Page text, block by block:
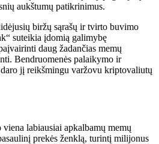
aukštumų patikrinimus.
biržų sąrašų ir tvirto buvimo
suteikia įdomią galimybę
daug žadančias memų
Bendruomenės palaikymo ir
jį reikšmingu varžovu kriptovaliutų
labiausiai apkalbamų memų
prekės ženklą, turintį milijonus